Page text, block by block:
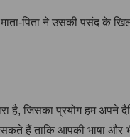
पिता ने उसकी पसंद के
है, जिसका प्रयोग हम अपने
हैं ताकि आपकी भाषा और